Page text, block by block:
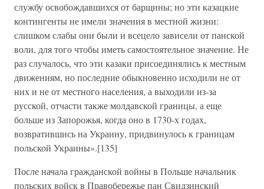
службу освобождавшихся от барщины; но эти казацкие
контингенты не имели значения в местной жизни:
слишком слабы они были и всецело зависели от панской
воли, для того чтобы иметь самостоятельное значение. Не
раз случалось, что эти казаки присоединялись к местным
движениям, но последние обыкновенно исходили не от
них и не от местного населения, а выходили из-за
русской, отчасти также молдавской границы, а еще
больше из Запорожья, когда оно в 1730-х годах,
возвратившись на Украину, придвинулось к границам
польской Украины».[135]
После начала гражданской войны в Польше начальник
польских войск в Правобережье пан Свидзинский